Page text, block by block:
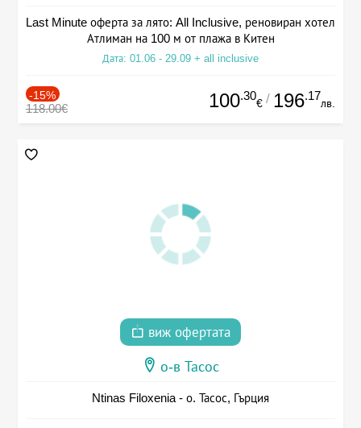
Last Minute оферта за лято: All Inclusive, реновиран хотел
Атлиман на 100 м от плажа в Китен
Дата: 01.06 - 29.09 + all inclusive
-15%
118.00€ 100.30
€ / 196.17
лв.
виж офертата
о-в Тасос
Ntinas Filoxenia - о. Тасос, Гърция